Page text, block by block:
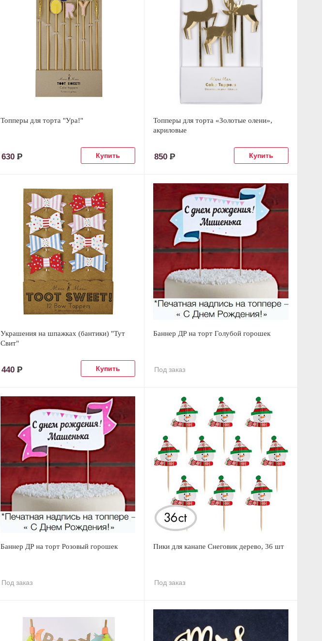
Топперы для торта "Ура!"
630 Р
Топперы для торта «Золотые олени»,
акриловые
850Р
Украшения на шпажках (бантики) "Тут
Свит"
440 Р
Баннер ДР на торт Голубой горошек
Под заказ
Баннер ДР на торт Розовый горошек
Под заказ
Пики для канапе Снеговик дерево, 36 шт
Под заказ